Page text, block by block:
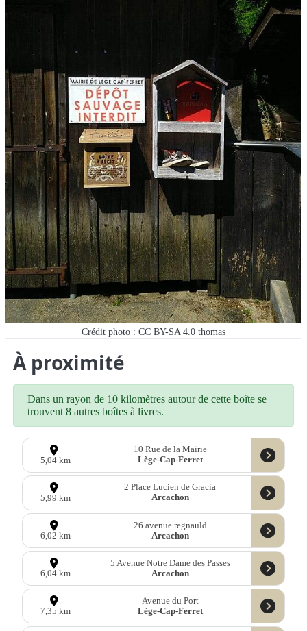
Crédit photo : CC BY-SA 4.0 thomas
À proximité
Dans un rayon de 10 kilomètres autour de cette boîte se
trouvent 8 autres boîtes à livres.
5,04 km
10 Rue de la Mairie
Lège-Cap-Ferret
5,99 km
2 Place Lucien de Gracia
Arcachon
6,02 km
26 avenue regnauld
Arcachon
6,04 km
5 Avenue Notre Dame des Passes
Arcachon
7,35 km
Avenue du Port
Lège-Cap-Ferret